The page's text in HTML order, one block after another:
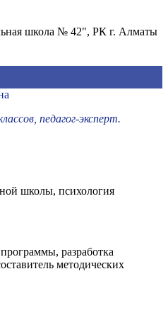
школа № 42", РК г. Алматы
педагог-эксперт.
школы, психология
разработка
методических